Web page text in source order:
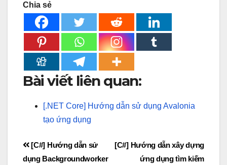
Chia sẻ
Bài viết liên quan:
[.NET Core] Hướng dẫn sử dụng Avalonia
tạo ứng dụng
Điều
[C#] Hướng dẫn xây dựng
ứng dụng tìm kiếm
[C#] Hướng dẫn sử
dụng Backgroundworker